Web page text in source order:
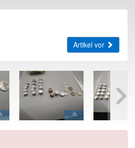
Artikel vor